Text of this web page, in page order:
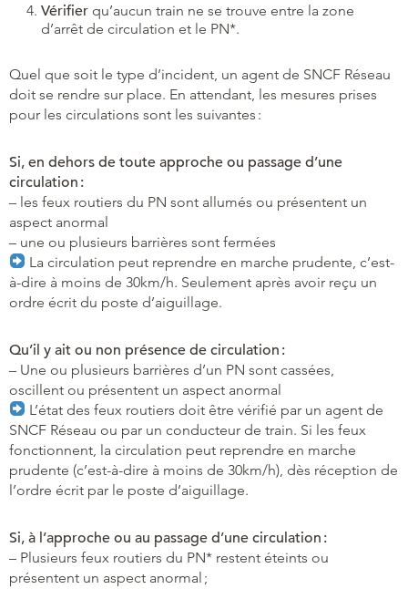
Vérifier qu’aucun train ne se trouve entre la zone
d’arrêt de circulation et le PN*.
Quel que soit le type d’incident, un agent de SNCF Réseau
doit se rendre sur place. En attendant, les mesures prises
pour les circulations sont les suivantes :
Si, en dehors de toute approche ou passage d’une
circulation :
– les feux routiers du PN sont allumés ou présentent un
aspect anormal
– une ou plusieurs barrières sont fermées
La circulation peut reprendre en marche prudente, c’est-
à-dire à moins de 30km/h. Seulement après avoir reçu un
ordre écrit du poste d’aiguillage.
Qu’il y ait ou non présence de circulation :
– Une ou plusieurs barrières d’un PN sont cassées,
oscillent ou présentent un aspect anormal
L’état des feux routiers doit être vérifié par un agent de
SNCF Réseau ou par un conducteur de train. Si les feux
fonctionnent, la circulation peut reprendre en marche
prudente (c’est-à-dire à moins de 30km/h), dès réception de
l’ordre écrit par le poste d’aiguillage.
Si, à l’approche ou au passage d’une circulation :
– Plusieurs feux routiers du PN* restent éteints ou
présentent un aspect anormal ;